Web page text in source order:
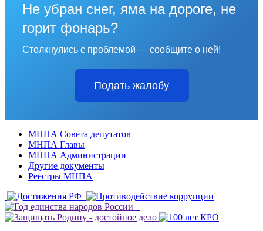
Не убран снег, яма на дороге, не
горит фонарь?
Столкнулись с проблемой — сообщите о ней!
Подать жалобу
МНПА Совета депутатов
МНПА Главы
МНПА Администрации
Другие документы
Реестры МНПА